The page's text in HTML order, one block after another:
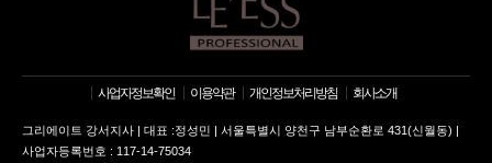
사업자정보확인 이용약관 개인정보처리방침 회사소개
그리에이트 강서지사 | 대표 :정성민 | 서울특별시 양천구 남부순환로 431(신월동) |
사업자등록번호 : 117-14-75034